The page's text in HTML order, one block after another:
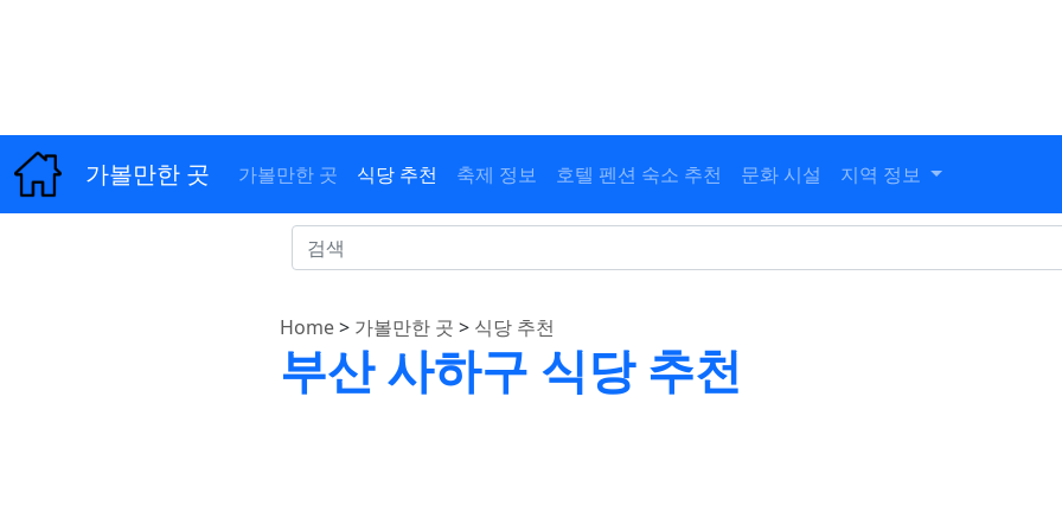
가볼만한 곳 가볼만한 곳 식당 추천 축제 정보 호텔 펜션 숙소 추천 문화 시설 지역 정보
Home> 가볼만한 곳 > 식당 추천
부산 사하구 식당 추천